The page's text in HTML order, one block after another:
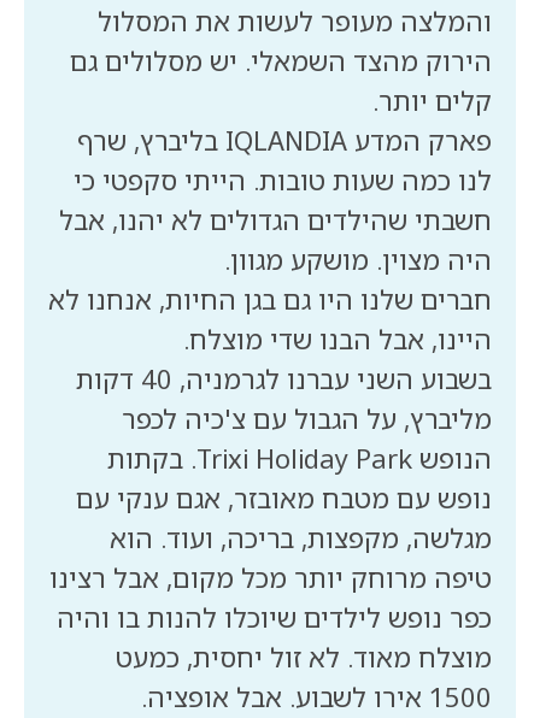
והמלצה מעופר לעשות את המסלול
הירוק מהצד השמאלי. יש מסלולים גם
פארק המדע IQLANDIA בליברץ, שרף
לנו כמה שעות טובות. הייתי סקפטי כי
חשבתי שהילדים הגדולים לא יהנו, אבל
חברים שלנו היו גם בגן החיות, אנחנו לא
בשבוע השני עברנו לגרמניה, 40 דקות
מליברץ, על הגבול עם צ'כיה לכפר
הנופש Trixi Holiday Park. בקתות
נופש עם מטבח מאובזר, אגם ענקי עם
מגלשה, מקפצות, בריכה, ועוד. הוא
טיפה מרוחק יותר מכל מקום, אבל רצינו
כפר נופש לילדים שיוכלו להנות בו והיה
מוצלח מאוד. לא זול יחסית, כמעט